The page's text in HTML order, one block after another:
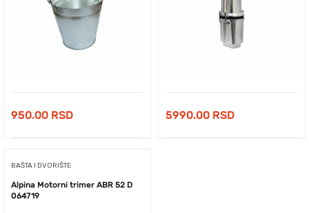
950.00 RSD 5990.00 RSD
BAŠTA I DVORIŠTE
Alpina Motorni trimer ABR 52 D
064719